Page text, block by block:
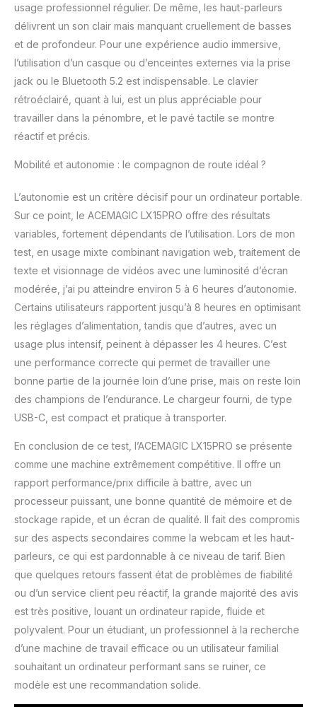
usage professionnel régulier. De même, les haut-parleurs
délivrent un son clair mais manquant cruellement de basses
et de profondeur. Pour une expérience audio immersive,
l’utilisation d’un casque ou d’enceintes externes via la prise
jack ou le Bluetooth 5.2 est indispensable. Le clavier
rétroéclairé, quant à lui, est un plus appréciable pour
travailler dans la pénombre, et le pavé tactile se montre
réactif et précis.
Mobilité et autonomie : le compagnon de route idéal ?
L’autonomie est un critère décisif pour un ordinateur portable.
Sur ce point, le ACEMAGIC LX15PRO offre des résultats
variables, fortement dépendants de l’utilisation. Lors de mon
test, en usage mixte combinant navigation web, traitement de
texte et visionnage de vidéos avec une luminosité d’écran
modérée, j’ai pu atteindre environ 5 à 6 heures d’autonomie.
Certains utilisateurs rapportent jusqu’à 8 heures en optimisant
les réglages d’alimentation, tandis que d’autres, avec un
usage plus intensif, peinent à dépasser les 4 heures. C’est
une performance correcte qui permet de travailler une
bonne partie de la journée loin d’une prise, mais on reste loin
des champions de l’endurance. Le chargeur fourni, de type
USB-C, est compact et pratique à transporter.
En conclusion de ce test, l’ACEMAGIC LX15PRO se présente
comme une machine extrêmement compétitive. Il offre un
rapport performance/prix difficile à battre, avec un
processeur puissant, une bonne quantité de mémoire et de
stockage rapide, et un écran de qualité. Il fait des compromis
sur des aspects secondaires comme la webcam et les haut-
parleurs, ce qui est pardonnable à ce niveau de tarif. Bien
que quelques retours fassent état de problèmes de fiabilité
ou d’un service client peu réactif, la grande majorité des avis
est très positive, louant un ordinateur rapide, fluide et
polyvalent. Pour un étudiant, un professionnel à la recherche
d’une machine de travail efficace ou un utilisateur familial
souhaitant un ordinateur performant sans se ruiner, ce
modèle est une recommandation solide.